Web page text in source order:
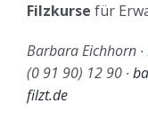
Filzkurse für
Barbara Eichhorn
(0 91 90) 12 90 ∙
filzt.de